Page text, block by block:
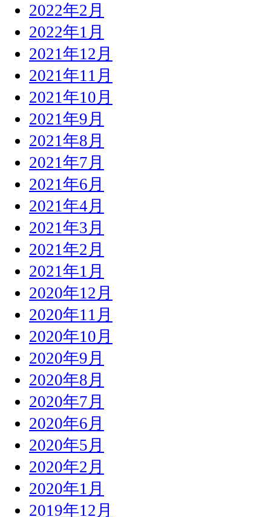
2022年2月
2022年1月
2021年12月
2021年11月
2021年10月
2021年9月
2021年8月
2021年7月
2021年6月
2021年4月
2021年3月
2021年2月
2021年1月
2020年12月
2020年11月
2020年10月
2020年9月
2020年8月
2020年7月
2020年6月
2020年5月
2020年2月
2020年1月
2019年12月